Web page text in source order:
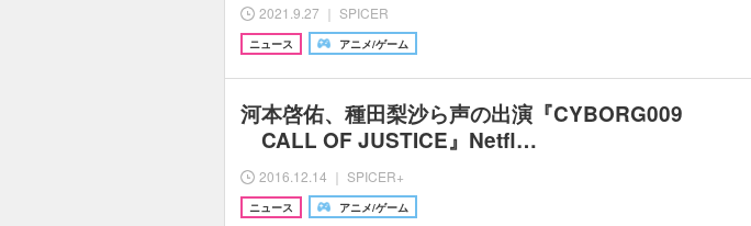
2021.9.27 ｜ SPICER
ニュース アニメ/ゲーム
河本啓佑、種田梨沙ら声の出演『CYBORG009
CALL OF JUSTICE』Netfl…
2016.12.14 ｜ SPICER+
ニュース アニメ/ゲーム